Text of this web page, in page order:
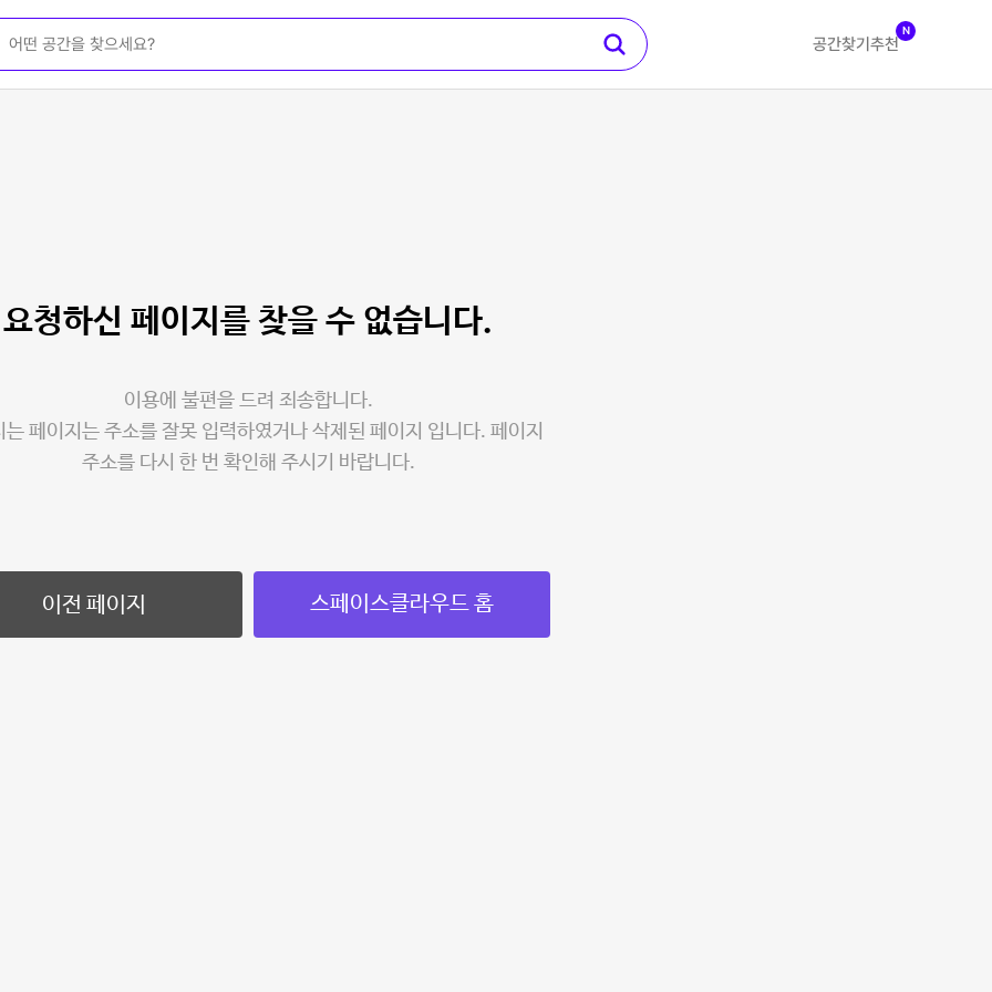
공간찾기 추천
N
요청하신 페이지를 찾을 수 없습니다.
이용에 불편을 드려 죄송합니다.
는 페이지는 주소를 잘못 입력하였거나 삭제된 페이지 입니다. 페이지
주소를 다시 한 번 확인해 주시기 바랍니다.
이전 페이지 스페이스클라우드 홈